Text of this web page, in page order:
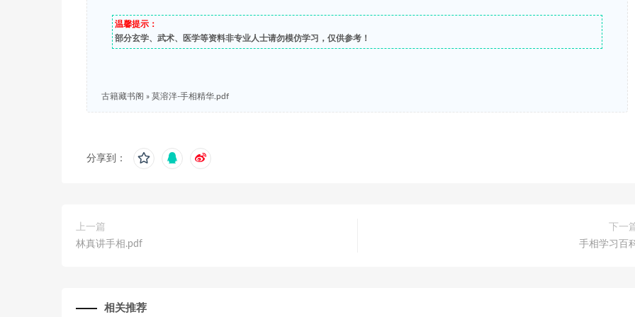
温馨提示：
部分玄学、武术、医学等资料非专业人士请勿模仿学习，仅供参考！
古籍藏书阁 » 莫溶泮-手相精华.pdf
分享到：
上一篇
林真讲手相.pdf
下一
手相学习百
相关推荐